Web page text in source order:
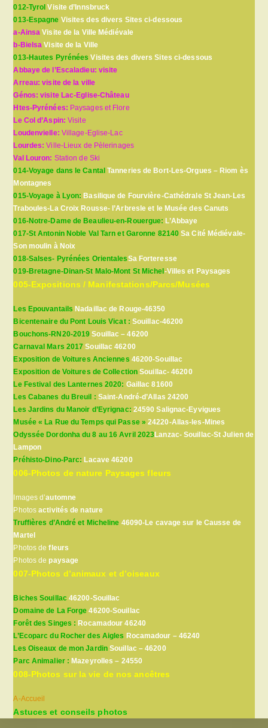
012-Tyrol Visite d’Innsbruck
013-Espagne Visites des divers Sites ci-dessous
a-Ainsa Visite de la Ville Médiévale
b-Bielsa Visite de la Ville
013-Hautes Pyrénées Visites des divers Sites ci-dessous
Abbaye de l’Escaladieu: visite
Arreau: visite de la ville
Génos: visite Lac-Eglise-Château
Htes-Pyrénées: Paysages et Flore
Le Col d’Aspin:Visite
Loudenvielle: Village-Eglise-Lac
Lourdes:Ville-Lieux de Pèlerinages
Val Louron: Station de Ski
014-Voyage dans le Cantal Tanneries de Bort-Les-Orgues – Riom ès
Montagnes
015-Voyage à Lyon: Basilique de Fourvière-Cathédrale St Jean-Les
Traboules-La Croix Rousse- l’Arbresle et le Musée des Canuts
016-Notre-Dame de Beaulieu-en-Rouergue: L’Abbaye
017-St Antonin Noble Val Tarn et Garonne 82140 Sa Cité Médiévale-
Son moulin à Noix
018-Salses- Pyrénées OrientalesSa Forteresse
019-Bretagne-Dinan-St Malo-Mont St Michel -Villes et Paysages
005-Expositions / Manifestations/Parcs/Musées
Les Epouvantails Nadaillac de Rouge-46350
Bicentenaire du Pont Louis Vicat : Souillac-46200
Bouchons-RN20-2019Souillac – 46200
Carnaval Mars 2017 Souillac 46200
Exposition de Voitures Anciennes 46200-Souillac
Exposition de Voitures de Collection Souillac- 46200
Le Festival des Lanternes 2020: Gaillac 81600
Les Cabanes du Breuil : Saint-André-d’Allas 24200
Les Jardins du Manoir d’Eyrignac: 24590 Salignac-Eyvigues
Musée « La Rue du Temps qui Passe » 24220-Allas-les-Mines
Odyssée Dordonha du 8 au 16 Avril 2023Lanzac- Souillac-St Julien de
Lampon
Préhisto-Dino-Parc: Lacave 46200
006-Photos de nature Paysages fleurs
Images d’automne
Photosactivités de nature
Truffières d’André et Micheline 46090-Le cavage sur le Causse de
Martel
Photos defleurs
Photos depaysage
007-Photos d’animaux et d’oiseaux
Biches Souillac46200-Souillac
Domaine de La Forge 46200-Souillac
Forêt des Singes : Rocamadour 46240
L’Ecoparc du Rocher des Aigles Rocamadour – 46240
Les Oiseaux de mon JardinSouillac – 46200
Parc Animalier : Mazeyrolles – 24550
008-Photos sur la vie de nos ancêtres
A-Accueil
Astuces et conseils photos